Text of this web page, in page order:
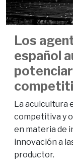
Los
español
La acuicultura
competitiva y
en materia de
innovación a
productor.